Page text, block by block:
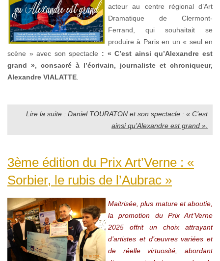
acteur au centre régional d’Art
Dramatique de Clermont-
Ferrand, qui souhaitait se
produire à Paris en un « seul en
scène » avec son spectacle : « C’est ainsi qu’Alexandre est
grand », consacré à l’écrivain, journaliste et chroniqueur,
Alexandre VIALATTE
Lire la suite : Daniel TOURATON et son spectacle : « C’est
ainsi qu’Alexandre est grand ».
3ème édition du Prix Art’Verne : «
Sorbier, le rubis de l’Aubrac »
Maitrisée, plus mature et aboutie,
la promotion du Prix Art’Verne
2025 offrit un choix attrayant
d’artistes et d’œuvres variées et
de réelle virtuosité, abordant